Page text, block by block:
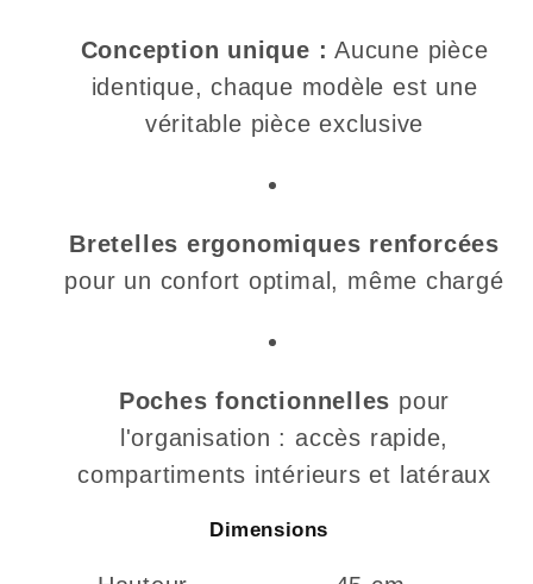
Conception unique : Aucune pièce
identique, chaque modèle est une
véritable pièce exclusive
Bretelles ergonomiques renforcées
pour un confort optimal, même chargé
Poches fonctionnelles pour
l'organisation : accès rapide,
compartiments intérieurs et latéraux
Dimensions